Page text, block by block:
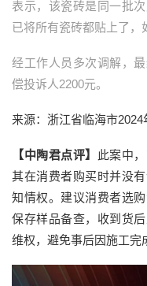
表示，该瓷砖是同一批
已将所有瓷砖都贴上了，
经工作人员多次调解，
偿投诉人2200元。
来源：浙江省临海市2024
【中陶君点评】 此案中
其在消费者购买时并没
知情权。建议消费者选
保存样品备查，收到货
维权，避免事后因施工完